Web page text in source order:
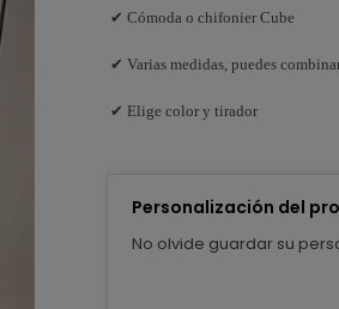
✔ Cómoda o chifonier Cube
✔ Varias medidas, puedes
✔ Elige color y tirador
Personalización del
No olvide guardar su